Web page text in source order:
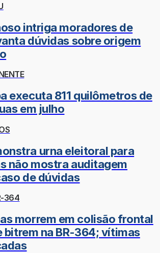
intriga moradores de
dúvidas sobre origem
executa 811 quilômetros de
em julho
urna eleitoral para
não mostra auditagem
de dúvidas
364
morrem em colisão frontal
bitrem na BR-364; vítimas